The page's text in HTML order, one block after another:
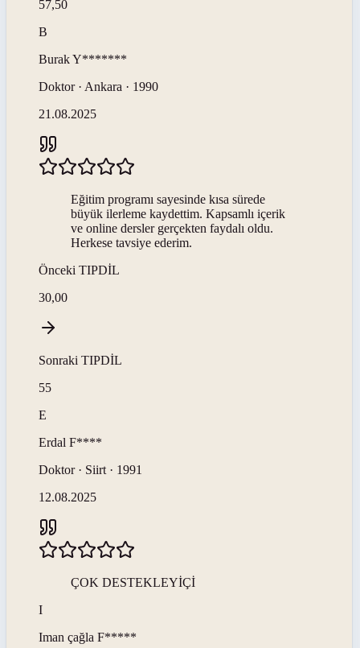
57,50
B
BurakY*******
Doktor · Ankara · 1990
21.08.2025
Eğitim programı sayesinde kısa sürede
büyük ilerleme kaydettim. Kapsamlı içerik
ve online dersler gerçekten faydalı oldu.
Herkese tavsiye ederim.
Önceki TIPDİL
30,00
Sonraki TIPDİL
55
E
Erdal F****
Doktor · Siirt · 1991
12.08.2025
ÇOK DESTEKLEYİÇİ
I
Iman çağla F*****